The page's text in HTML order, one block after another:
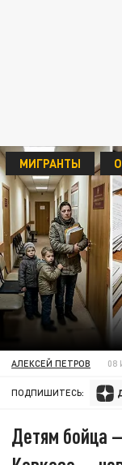
МИГРАНТЫ
АЛЕКСЕЙ ПЕТРОВ 08
ПОДПИШИТЕСЬ:
Детям бойца